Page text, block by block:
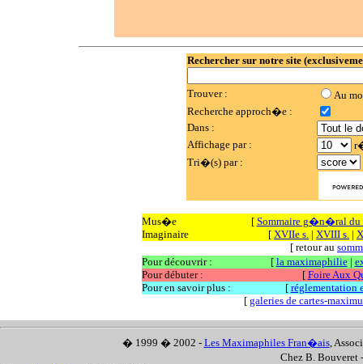
Rechercher sur notre site
Trouver :
Au
Recherche approch�e :
Dans :
Affichage par :
Tri�(s) par :
Mus�e [ Sommaire g�n�ral
Imaginaire
[ XVIIe s. | XVIII s. |
[ retour au
Pour découvrir :
[ la maximaphilie|
Pour débuter :
[ Foire Aux
Pour en savoir plus :
[ réglementation
[ galeries de cartes-
� 1999 � 2002 - Les Maximaphiles Fran�ais,
Chez B. Bouveret